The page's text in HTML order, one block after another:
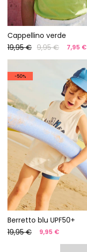
Cappellino verde
19,95 € 9,95 € 7,95 €
-50%
Berretto blu UPF50+
19,95 €
9,95 €